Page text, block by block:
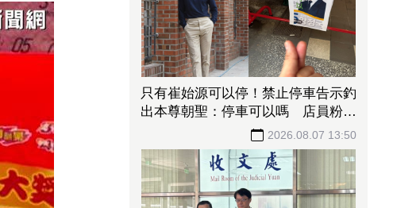
只有崔始源可以停！禁止停車告示釣
出本尊朝聖：停車可以嗎 店員粉絲
2026.08.07 13:50